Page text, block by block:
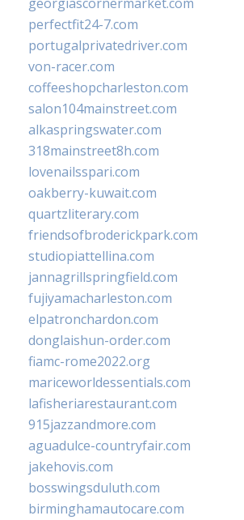
perfectfit24-7.com
portugalprivatedriver.com
von-racer.com
coffeeshopcharleston.com
salon104mainstreet.com
alkaspringswater.com
318mainstreet8h.com
lovenailsspari.com
oakberry-kuwait.com
quartzliterary.com
friendsofbroderickpark.com
studiopiattellina.com
jannagrillspringfield.com
fujiyamacharleston.com
elpatronchardon.com
donglaishun-order.com
fiamc-rome2022.org
mariceworldessentials.com
lafisheriarestaurant.com
915jazzandmore.com
aguadulce-countryfair.com
jakehovis.com
bosswingsduluth.com
birminghamautocare.com